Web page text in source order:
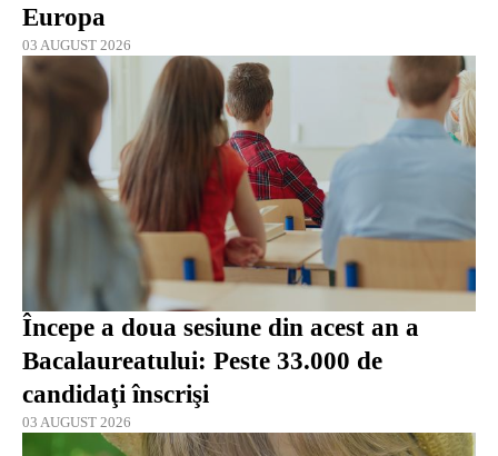
Europa
03 AUGUST 2026
Începe a doua sesiune din acest an a
Bacalaureatului: Peste 33.000 de
candidaţi înscrişi
03 AUGUST 2026